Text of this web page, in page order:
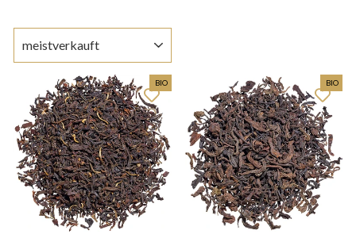
BIO BIO